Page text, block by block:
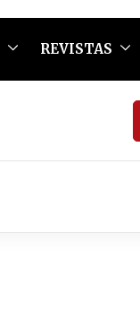
REVISTAS